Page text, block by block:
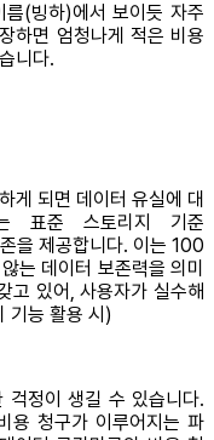
(빙하)에서 보이듯 자주
하면 엄청나게 적은 비용
니다.
게 되면 데이터 유실에 대
표준 스토리지 기준
제공합니다. 이는 100
는 데이터 보존력을 의미
고 있어, 사용자가 실수해
기능 활용 시)
정이 생길 수 있습니다.
용 청구가 이루어지는 파